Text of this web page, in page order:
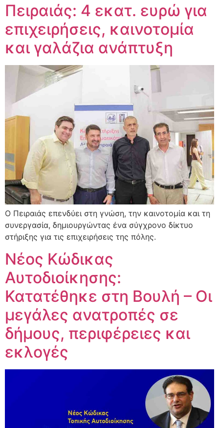
Πειραιάς: 4 εκατ. ευρώ για
επιχειρήσεις, καινοτομία
και γαλάζια ανάπτυξη
Ο Πειραιάς επενδύει στη γνώση, την καινοτομία και τη
συνεργασία, δημιουργώντας ένα σύγχρονο δίκτυο
στήριξης για τις επιχειρήσεις της πόλης.
Νέος Κώδικας
Αυτοδιοίκησης:
Κατατέθηκε στη Βουλή – Οι
μεγάλες ανατροπές σε
δήμους, περιφέρειες και
εκλογές